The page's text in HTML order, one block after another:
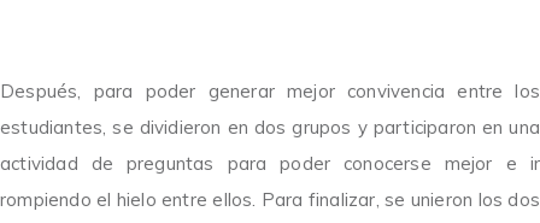
Después, para poder generar mejor convivencia entre los
estudiantes, se dividieron en dos grupos y participaron en una
actividad de preguntas para poder conocerse mejor e ir
rompiendo el hielo entre ellos. Para finalizar, se unieron los dos